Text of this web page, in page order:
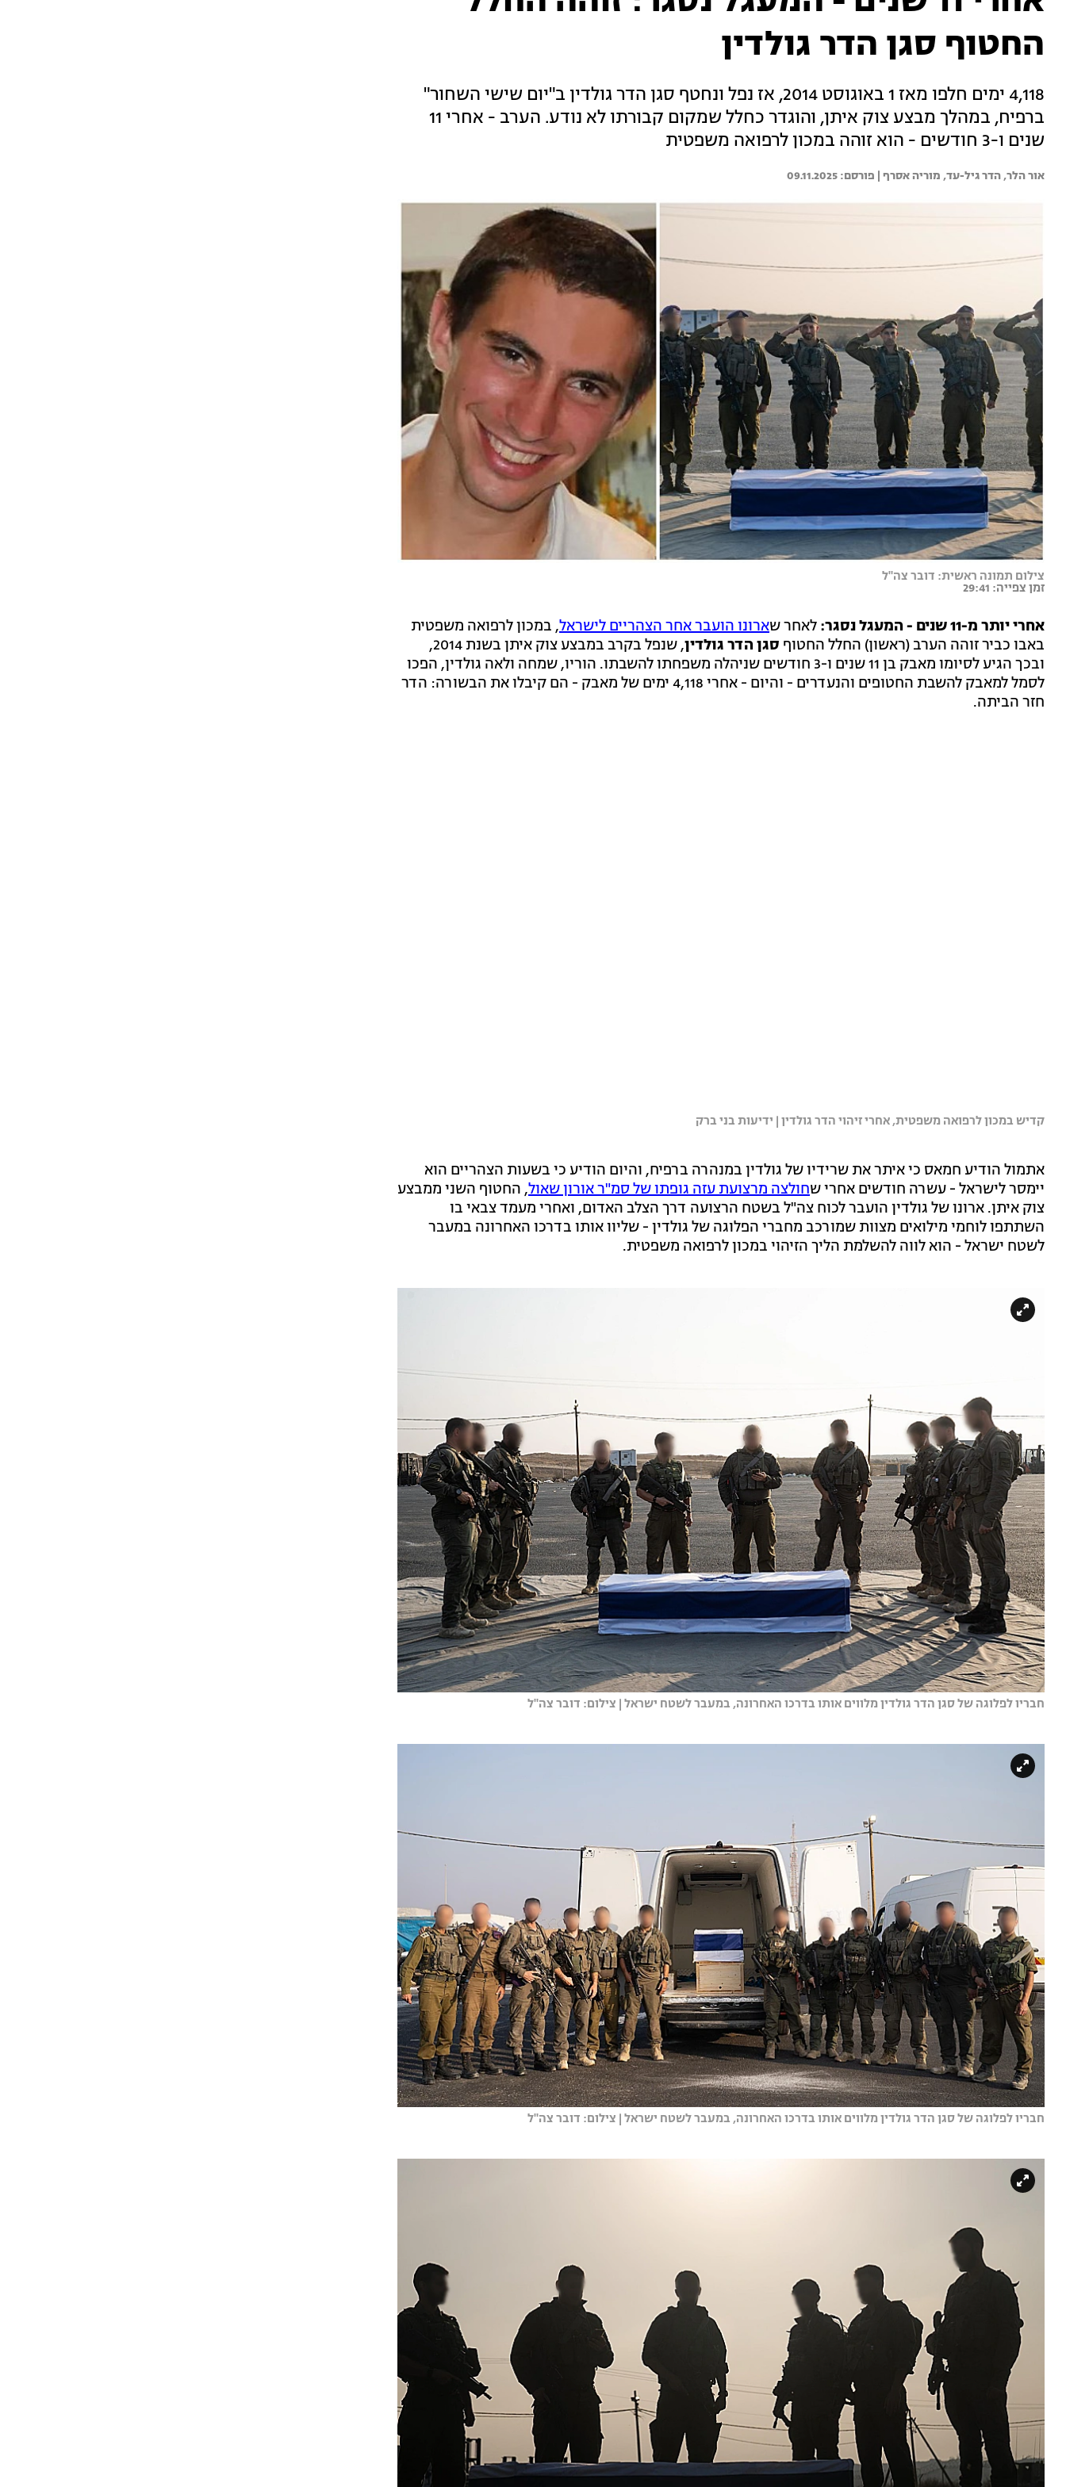
החטוף סגן הדר גולדין
4,118 ימים חלפו מאז 1 באוגוסט 2014, אז נפל ונחטף סגן הדר גולדין ב"יום שישי השחור"
ברפיח, במהלך מבצע צוק איתן, והוגדר כחלל שמקום קבורתו לא נודע. הערב - אחרי 11
שנים ו-3 חודשים - הוא זוהה במכון לרפואה משפטית
אור הלר, הדר גיל-עד, מוריה אסרף | 09.11.2025
צילום תמונה ראשית: דובר צה"ל
זמן צפייה: 29:41
אחרי יותר מ-11 שנים - המעגל נסגר: לאחר שארונו הועבר אחר הצהריים לישראל, במכון לרפואה משפטית
באבו כביר זוהה הערב (ראשון) החלל החטוף סגן הדר גולדין
, שנפל בקרב במבצע צוק איתן בשנת 2014,
ובכך הגיע לסיומו מאבק בן 11 שנים ו-3 חודשים שניהלה משפחתו להשבתו. הוריו, שמחה ולאה גולדין, הפכו
לסמל למאבק להשבת החטופים והנעדרים - והיום - אחרי 4,118 ימים של מאבק - הם קיבלו את הבשורה: הדר
חזר הביתה.
קדיש במכון לרפואה משפטית, אחרי זיהוי הדר גולדין | ידיעות בני ברק
אתמול הודיע חמאס כי איתר את שרידיו של גולדין במנהרה ברפיח, והיום הודיע כי בשעות הצהריים הוא
יימסר לישראל - עשרה חודשים אחרי שחולצה מרצועת עזה גופתו של סמ"ר אורון שאול, החטוף השני ממבצע
צוק איתן. ארונו של גולדין הועבר לכוח צה"ל בשטח הרצועה דרך הצלב האדום, ואחרי מעמד צבאי בו
השתתפו לוחמי מילואים מצוות שמורכב מחברי הפלוגה של גולדין - שליוו אותו בדרכו האחרונה במעבר
לשטח ישראל - הוא לווה להשלמת הליך הזיהוי במכון לרפואה משפטית.
חבריו לפלוגה של סגן הדר גולדין מלווים אותו בדרכו האחרונה, במעבר לשטח ישראל | צילום: דובר צה"ל
חבריו לפלוגה של סגן הדר גולדין מלווים אותו בדרכו האחרונה, במעבר לשטח ישראל | צילום: דובר צה"ל